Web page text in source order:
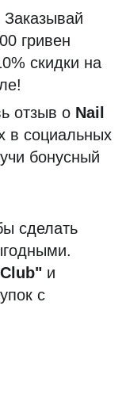
Заказывай
гривен
скидки на
отзыв о Nail
в социальных
бонусный
сделать
и
с